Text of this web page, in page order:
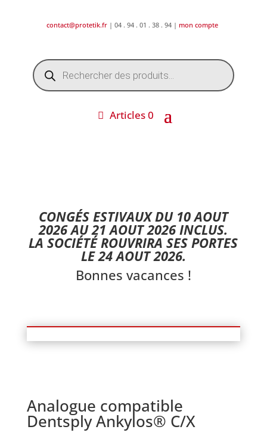
contact@protetik.fr | 04 . 94 . 01 . 38 . 94 | mon compte
Recherche
de
produits
Articles 0
CONGÉS ESTIVAUX DU 10 AOUT
2026 AU 21 AOUT 2026 INCLUS.
LA SOCIÉTÉ ROUVRIRA SES PORTES
LE 24 AOUT 2026.
Bonnes vacances !
Analogue compatible
Dentsply Ankylos® C/X